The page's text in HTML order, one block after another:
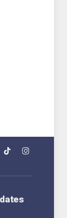
TikTokInstagram